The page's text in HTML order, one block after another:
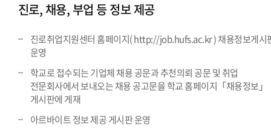
진로, 채용, 부업 등 정보 제공
진로취업지원센터 홈페이지( http://job.hufs.ac.kr ) 채용정보게시
운영
학교로 접수되는 기업체 채용 공문과 추천의뢰 공문 및 취업
전문회사에서 보내오는 채용 공고문을 학교 홈페이지「채용정보」
게시판에 게재
아르바이트 정보 제공 게시판 운영